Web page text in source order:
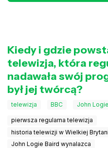
Kiedy i gdzie
telewizja, która
nadawała swój
był jej twórcą?
telewizja BBC John
pierwsza regularna telewizja
historia telewizji w Wielkiej
John Logie Baird wynalazca